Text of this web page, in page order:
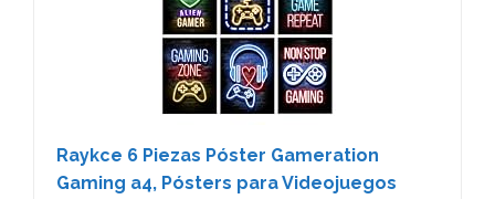
Raykce 6 Piezas Póster Gameration
Gaming a4, Pósters para Videojuegos